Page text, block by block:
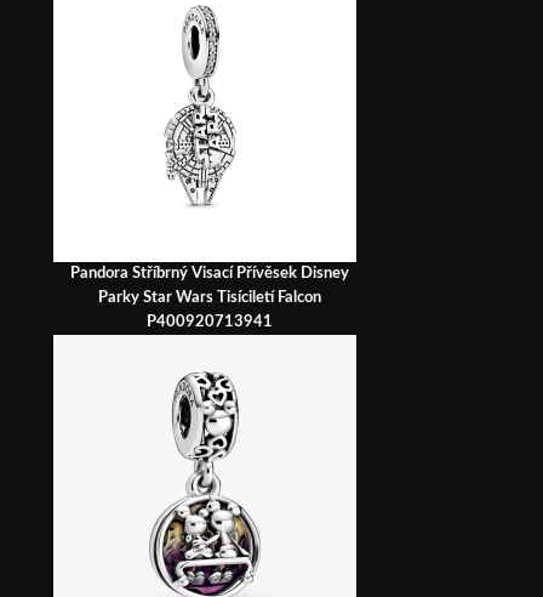
Pandora Stříbrný Visací Přívěsek Disney
Parky Star Wars Tisíciletí Falcon
P400920713941